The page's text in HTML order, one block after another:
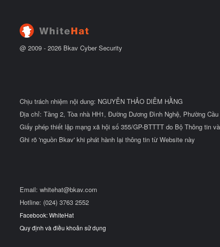
@ 2009 - 2026 Bkav Cyber Security
Chịu trách nhiệm nội dung: NGUYỄN THẢO DIỄM HẰNG
Địa chỉ: Tầng 2, Tòa nhà HH1, Đường Dương Đình Nghệ, Phường
Giấy phép thiết lập mạng xã hội số 355/GP-BTTTT do Bộ Thông tin
Ghi rõ 'nguồn Bkav' khi phát hành lại thông tin từ Website này
Email: whitehat@bkav.com
Hotline: (024) 3763 2552
Facebook: WhiteHat
Quy định và điều khoản sử dụng